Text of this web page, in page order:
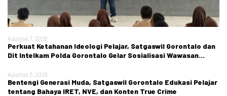
Agustus 7, 2026
Perkuat Ketahanan Ideologi Pelajar, Satgaswil Gorontalo dan
Dit Intelkam Polda Gorontalo Gelar Sosialisasi Wawasan
Agustus 5, 2026
Bentengi Generasi Muda, Satgaswil Gorontalo Edukasi Pelajar
tentang Bahaya IRET, NVE, dan Konten True Crime